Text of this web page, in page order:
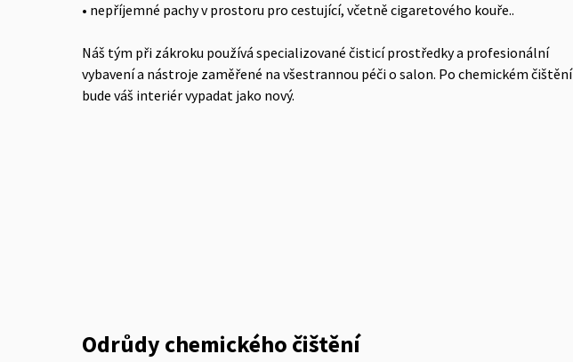
•‎ nepříjemné pachy v prostoru pro cestující, včetně cigaretového kouře..
Náš tým při zákroku používá specializované čisticí prostředky a profesionální
vybavení a nástroje zaměřené na všestrannou péči o salon. Po chemickém čištění
bude váš interiér vypadat jako nový.
Odrůdy chemického čištění